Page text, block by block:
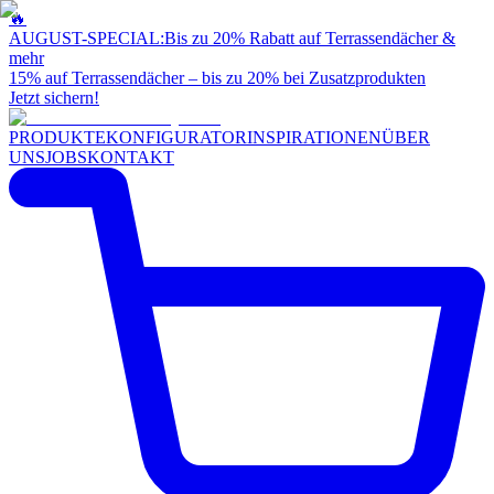
🔥
AUGUST-SPECIAL:Bis zu 20% Rabatt auf Terrassendächer &
mehr
15% auf Terrassendächer – bis zu 20% bei Zusatzprodukten
Jetzt sichern!
PRODUKTEKONFIGURATORINSPIRATIONENÜBER
UNSJOBSKONTAKT